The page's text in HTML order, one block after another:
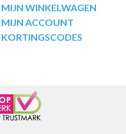
MIJN WINKELWAGEN
MIJN ACCOUNT
KORTINGSCODES